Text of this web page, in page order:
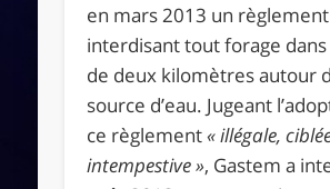
en mars 2013 un règlement
interdisant tout forage
de deux kilomètres autour
source d’eau. Jugeant
ce règlement«illégale,
intempestive», Gastem a